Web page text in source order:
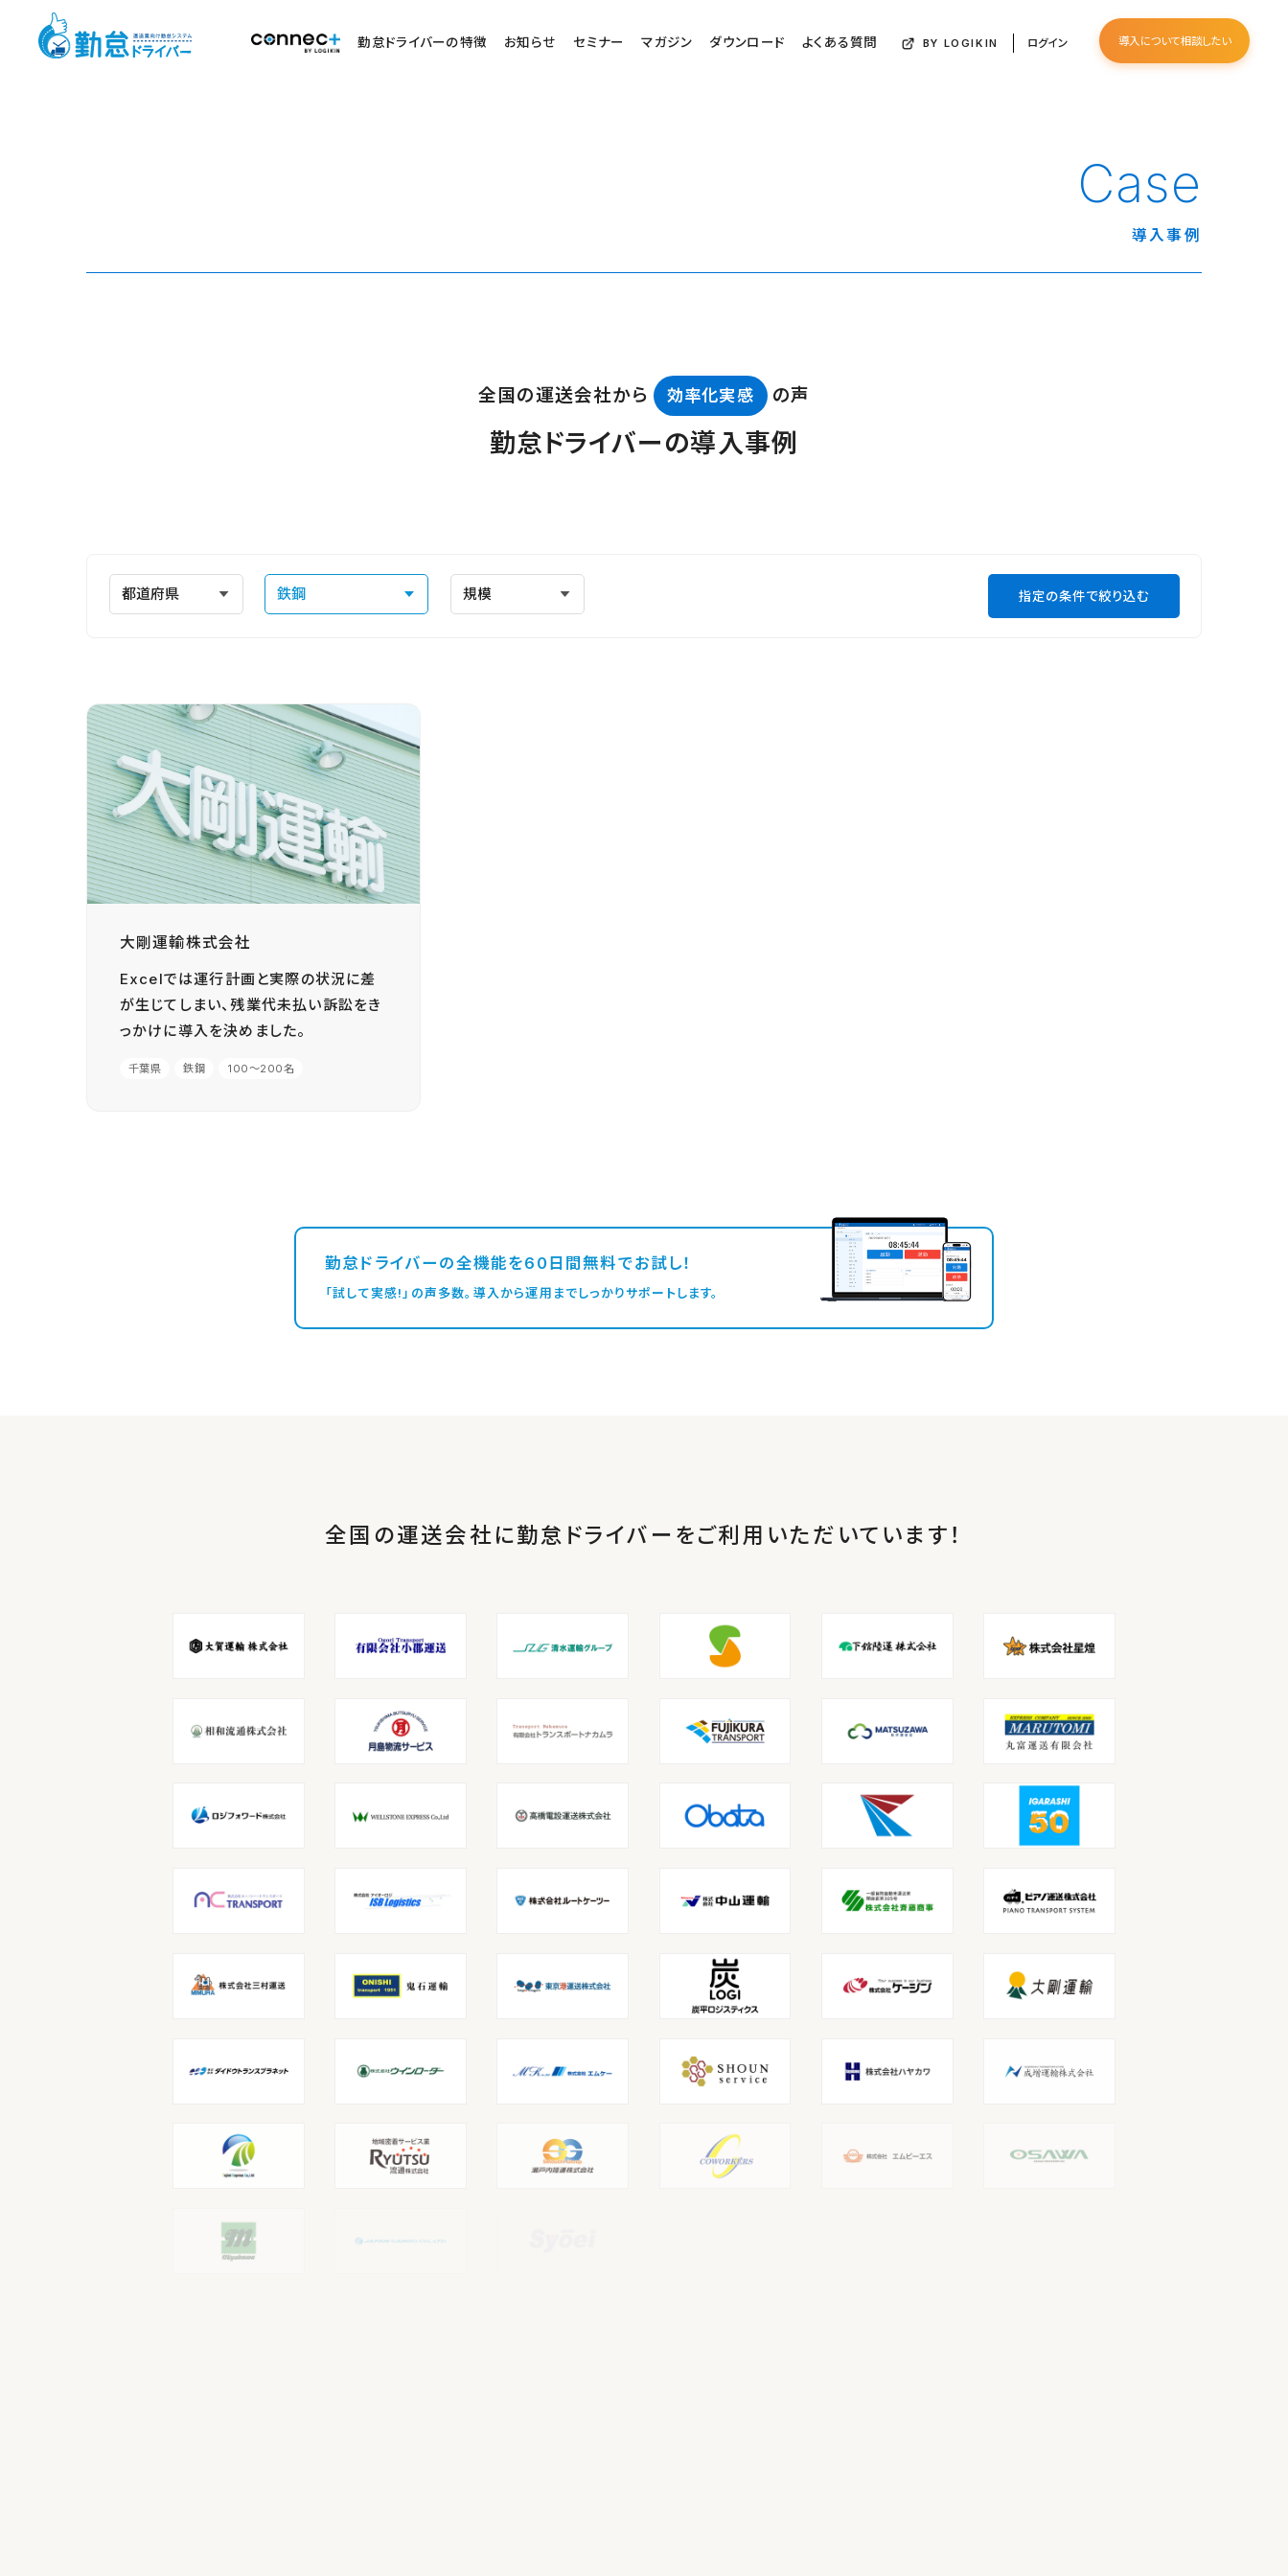
勤怠ドライバーの特徴 お知らせ セミナー マガジン ダウンロード よくある質問 BY LOGIKIN ログイン 導入について相談したい
Case
導入事例
全国の運送会社から 効率化実感 の声
勤怠ドライバーの導入事例
指定の条件で絞り込む
大剛運輸株式会社
Excelでは運行計画と実際の状況に差
が生じてしまい、残業代未払い訴訟をき
っかけに導入を決めました。
千葉県 鉄鋼 100〜200名
勤怠ドライバーの全機能を60日間無料でお試し！
「試して実感!」の声多数。導入から運用までしっかりサポートします。
全国の運送会社に勤怠ドライバーをご利用いただいています！